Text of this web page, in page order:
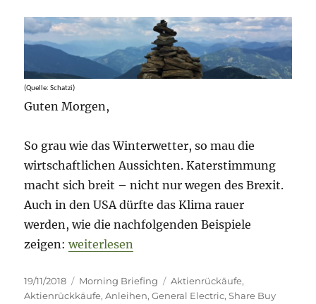
TLTRO
(Quelle: Schatzi)
Guten Morgen,
So grau wie das Winterwetter, so mau die
wirtschaftlichen Aussichten. Katerstimmung
macht sich breit – nicht nur wegen des Brexit.
Auch in den USA dürfte das Klima rauer
werden, wie die nachfolgenden Beispiele
zeigen:„Morning Briefing – 19. November 2018 –
weiterlesen
Veröffentlicht
am
19/11/2018 Kategorien
Morning Briefing Schlagwörter
Aktienrückäufe,
Aktienrückkäufe,Anleihen,General Electric,Share Buy